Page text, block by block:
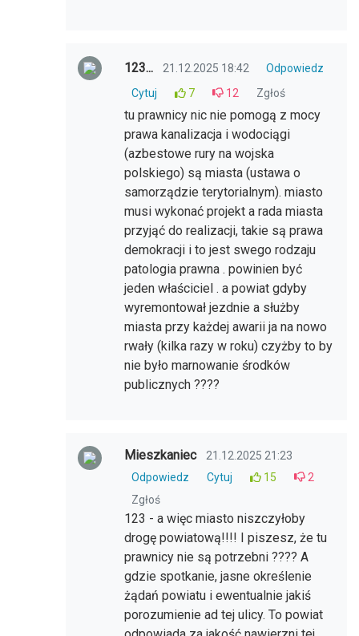
123... 21.12.2025 18:42
Odpowiedz
Cytuj
7 12 Zgłoś
tu prawnicy nic nie pomogą z mocy
prawa kanalizacja i wodociągi
(azbestowe rury na wojska
polskiego) są miasta (ustawa o
samorządzie terytorialnym). miasto
musi wykonać projekt a rada miasta
przyjąć do realizacji, takie są prawa
demokracji i to jest swego rodzaju
patologia prawna . powinien być
jeden właściciel . a powiat gdyby
wyremontował jezdnie a służby
miasta przy każdej awarii ja na nowo
rwały (kilka razy w roku) czyżby to by
nie było marnowanie środków
publicznych ????
Mieszkaniec
21.12.2025 21:23
Odpowiedz
Cytuj 15
2
Zgłoś
123 - a więc miasto niszczyłoby
drogę powiatową!!!! I piszesz, że tu
prawnicy nie są potrzebni ???? A
gdzie spotkanie, jasne określenie
żądań powiatu i ewentualnie jakiś
porozumienie ad tej ulicy. To powiat